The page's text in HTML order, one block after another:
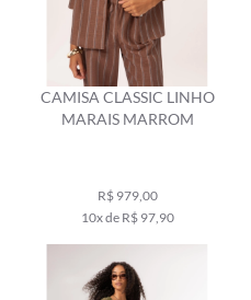
CAMISA CLASSIC LINHO
MARAIS MARROM
R$ 979,00
10x de R$ 97,90